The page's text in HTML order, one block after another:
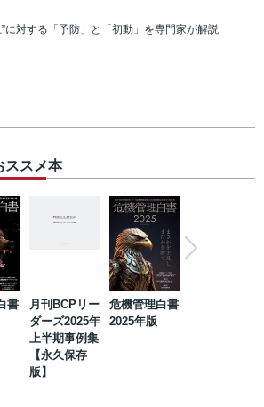
”に対する「予防」と「初動」を専門家が解説
ススメ本
書
月刊BCPリー
ダーズ2025年
上半期事例集
【永久保存
版】
危機管理白書
2025年版